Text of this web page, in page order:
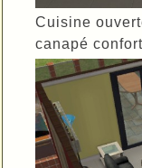
Cuisine
canapé